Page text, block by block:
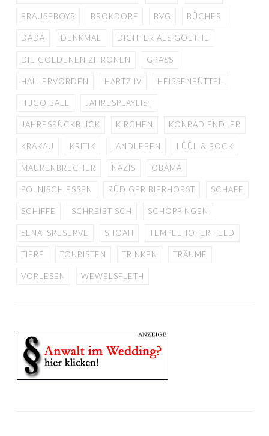
BRAUSEBOYS BROKDORF BVG BÜCHER
DADA DENKMAL DICHTER ALS GOETHE
DIE GOLDENEN ZITRONEN GRASS
HALLERVORDEN HARTZ IV HEISSENBÜTTEL
HUGO BALL JAHRESPLAYLIST
JAHRESRÜCKBLICK KIRCHEN KONRAD ENDLER
KRAKAU KRITIK LANDLEBEN LÜÜL & BOCK
MAURENBRECHER NAZIS OBAMA
POLNISCH ESSEN RÜDIGER BIERHORST SCHAFE
SCHIFFE SCHREIBTISCH SCHÖPPINGEN
SENATSRESERVE SHOAH TEMPELHOFER FELD
TIERE TOURISTEN TRINKEN TRÄUME
VORLESEN WEWELSFLETH